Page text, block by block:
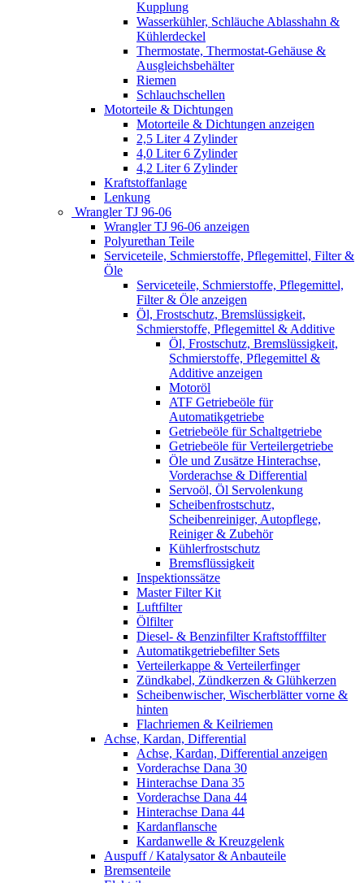
Kupplung
Wasserkühler, Schläuche Ablasshahn &
Kühlerdeckel
Thermostate, Thermostat-Gehäuse &
Ausgleichsbehälter
Riemen
Schlauchschellen
Motorteile & Dichtungen
Motorteile & Dichtungen anzeigen
2,5 Liter 4 Zylinder
4,0 Liter 6 Zylinder
4,2 Liter 6 Zylinder
Kraftstoffanlage
Lenkung
Wrangler TJ 96-06
Wrangler TJ 96-06 anzeigen
Polyurethan Teile
Serviceteile, Schmierstoffe, Pflegemittel, Filter &
Öle
Serviceteile, Schmierstoffe, Pflegemittel,
Filter & Öle anzeigen
Öl, Frostschutz, Bremslüssigkeit,
Schmierstoffe, Pflegemittel & Additive
Öl, Frostschutz, Bremslüssigkeit,
Schmierstoffe, Pflegemittel &
Additive anzeigen
Motoröl
ATF Getriebeöle für
Automatikgetriebe
Getriebeöle für Schaltgetriebe
Getriebeöle für Verteilergetriebe
Öle und Zusätze Hinterachse,
Vorderachse & Differential
Servoöl, Öl Servolenkung
Scheibenfrostschutz,
Scheibenreiniger, Autopflege,
Reiniger & Zubehör
Kühlerfrostschutz
Bremsflüssigkeit
Inspektionssätze
Master Filter Kit
Luftfilter
Ölfilter
Diesel- & Benzinfilter Kraftstofffilter
Automatikgetriebefilter Sets
Verteilerkappe & Verteilerfinger
Zündkabel, Zündkerzen & Glühkerzen
Scheibenwischer, Wischerblätter vorne &
hinten
Flachriemen & Keilriemen
Achse, Kardan, Differential
Achse, Kardan, Differential anzeigen
Vorderachse Dana 30
Hinterachse Dana 35
Vorderachse Dana 44
Hinterachse Dana 44
Kardanflansche
Kardanwelle & Kreuzgelenk
Auspuff / Katalysator & Anbauteile
Bremsenteile